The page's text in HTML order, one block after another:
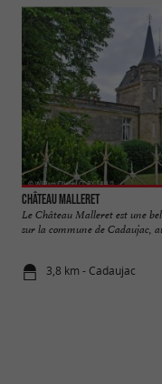
Château Malleret
Le Château Malleret est une
sur la commune de Cadaujac,
3,8 km - Cadaujac